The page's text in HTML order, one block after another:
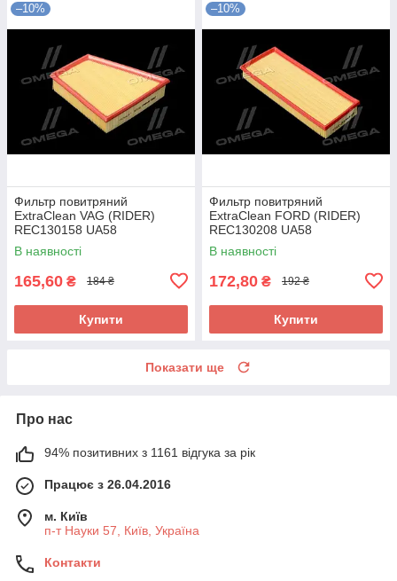
–10%
Фильтр повитряний
ExtraClean VAG (RIDER)
REC130158 UA58
В наявності
165,60 ₴ 184 ₴
Купити
–10%
Фильтр повитряний
ExtraClean FORD (RIDER)
REC130208 UA58
В наявності
172,80 ₴ 192 ₴
Купити
Показати ще
Про нас
94% позитивних з 1161 відгука за рік
Працює з 26.04.2016
м. Київ
п-т Науки 57, Київ, Україна
Контакти